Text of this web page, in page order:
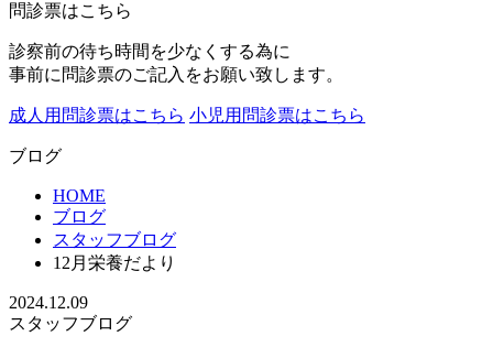
問診票はこちら
診察前の待ち時間を少なくする為に
事前に問診票のご記入をお願い致します。
成人用問診票はこちら 小児用問診票はこちら
ブログ
HOME
ブログ
スタッフブログ
12月栄養だより
2024.12.09
スタッフブログ